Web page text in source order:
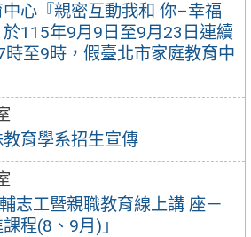
中心『親密互動我和 你–幸福
115年9月9日至9月23日連續
至9時，假臺北市家庭教育中
育學系招生宣傳
志工暨親職教育線上講 座－
程(8、9月)」